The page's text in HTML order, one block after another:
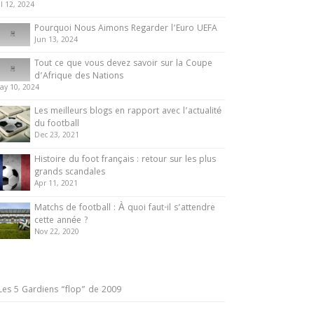
12, 2024
Pourquoi Nous Aimons Regarder l’Euro UEFA
Jun 13, 2024
Tout ce que vous devez savoir sur la Coupe
d’Afrique des Nations
10, 2024
Les meilleurs blogs en rapport avec l’actualité
du football
Dec 23, 2021
Histoire du foot français : retour sur les plus
grands scandales
Apr 11, 2021
Matchs de football : À quoi faut-il s’attendre
cette année ?
Nov 22, 2020
5 Gardiens “flop” de 2009